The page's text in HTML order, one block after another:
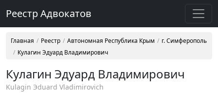
Реестр Адвокатов
Главная Реестр Автономная Республика Крым
г. Симферополь
Кулагин Эдуард Владимирович
Кулагин Эдуард Владимирович
Kulagin Эduard Vladimirovich